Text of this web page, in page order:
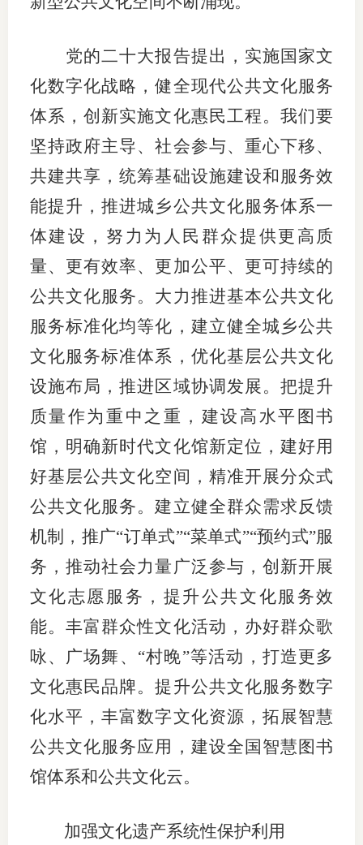
党的二十大报告提出，实施国家文
化数字化战略，健全现代公共文化服务
体系，创新实施文化惠民工程。我们要
坚持政府主导、社会参与、重心下移、
共建共享，统筹基础设施建设和服务效
能提升，推进城乡公共文化服务体系一
体建设，努力为人民群众提供更高质
量、更有效率、更加公平、更可持续的
公共文化服务。大力推进基本公共文化
服务标准化均等化，建立健全城乡公共
文化服务标准体系，优化基层公共文化
设施布局，推进区域协调发展。把提升
质量作为重中之重，建设高水平图书
馆，明确新时代文化馆新定位，建好用
好基层公共文化空间，精准开展分众式
公共文化服务。建立健全群众需求反馈
机制，推广“订单式”“菜单式”“预约式”服
务，推动社会力量广泛参与，创新开展
文化志愿服务，提升公共文化服务效
能。丰富群众性文化活动，办好群众歌
咏、广场舞、“村晚”等活动，打造更多
文化惠民品牌。提升公共文化服务数字
化水平，丰富数字文化资源，拓展智慧
公共文化服务应用，建设全国智慧图书
馆体系和公共文化云。
加强文化遗产系统性保护利用